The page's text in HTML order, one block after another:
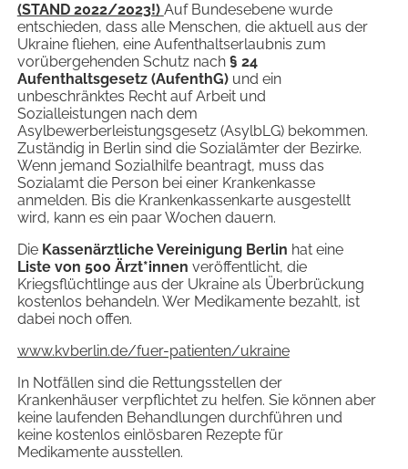
(STAND 2022/2023!) Auf Bundesebene wurde
entschieden, dass alle Menschen, die aktuell aus der
Ukraine fliehen, eine Aufenthaltserlaubnis zum
vorübergehenden Schutz nach § 24
Aufenthaltsgesetz (AufenthG)und ein
unbeschränktes Recht auf Arbeit und
Sozialleistungen nach dem
Asylbewerberleistungsgesetz (AsylbLG) bekommen.
Zuständig in Berlin sind die Sozialämter der Bezirke.
Wenn jemand Sozialhilfe beantragt, muss das
Sozialamt die Person bei einer Krankenkasse
anmelden. Bis die Krankenkassenkarte ausgestellt
wird, kann es ein paar Wochen dauern.
Die Kassenärztliche Vereinigung Berlin hat eine
Liste von 500 Ärzt*innen veröffentlicht, die
Kriegsflüchtlinge aus der Ukraine als Überbrückung
kostenlos behandeln. Wer Medikamente bezahlt, ist
dabei noch offen.
www.kvberlin.de/fuer-patienten/ukraine
In Notfällen sind die Rettungsstellen der
Krankenhäuser verpflichtet zu helfen. Sie können aber
keine laufenden Behandlungen durchführen und
keine kostenlos einlösbaren Rezepte für
Medikamente ausstellen.